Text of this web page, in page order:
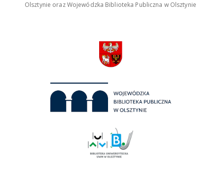
Olsztynie oraz Wojewódzka Biblioteka Publiczna w Olsztynie